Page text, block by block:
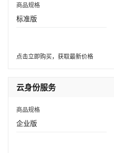
商品规格
标准版
点击立即购买，获取最新价格
云身份服务
商品规格
企业版